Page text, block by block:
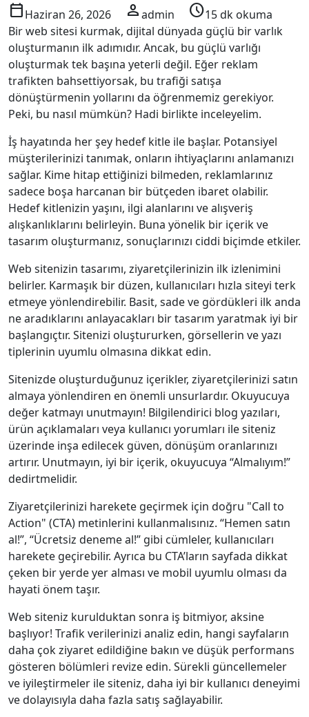
calendar_todayHaziran 26, 2026 personadmin schedule15 dk okuma
Bir web sitesi kurmak, dijital dünyada güçlü bir varlık
oluşturmanın ilk adımıdır. Ancak, bu güçlü varlığı
oluşturmak tek başına yeterli değil. Eğer reklam
trafikten bahsettiyorsak, bu trafiği satışa
dönüştürmenin yollarını da öğrenmemiz gerekiyor.
Peki, bu nasıl mümkün? Hadi birlikte inceleyelim.
İş hayatında her şey hedef kitle ile başlar. Potansiyel
müşterilerinizi tanımak, onların ihtiyaçlarını anlamanızı
sağlar. Kime hitap ettiğinizi bilmeden, reklamlarınız
sadece boşa harcanan bir bütçeden ibaret olabilir.
Hedef kitlenizin yaşını, ilgi alanlarını ve alışveriş
alışkanlıklarını belirleyin. Buna yönelik bir içerik ve
tasarım oluşturmanız, sonuçlarınızı ciddi biçimde etkiler.
Web sitenizin tasarımı, ziyaretçilerinizin ilk izlenimini
belirler. Karmaşık bir düzen, kullanıcıları hızla siteyi terk
etmeye yönlendirebilir. Basit, sade ve gördükleri ilk anda
ne aradıklarını anlayacakları bir tasarım yaratmak iyi bir
başlangıçtır. Sitenizi oluştururken, görsellerin ve yazı
tiplerinin uyumlu olmasına dikkat edin.
Sitenizde oluşturduğunuz içerikler, ziyaretçilerinizi satın
almaya yönlendiren en önemli unsurlardır. Okuyucuya
değer katmayı unutmayın! Bilgilendirici blog yazıları,
ürün açıklamaları veya kullanıcı yorumları ile siteniz
üzerinde inşa edilecek güven, dönüşüm oranlarınızı
artırır. Unutmayın, iyi bir içerik, okuyucuya “Almalıyım!”
dedirtmelidir.
Ziyaretçilerinizi harekete geçirmek için doğru "Call to
Action" (CTA) metinlerini kullanmalısınız. “Hemen satın
al!”, “Ücretsiz deneme al!” gibi cümleler, kullanıcıları
harekete geçirebilir. Ayrıca bu CTA’ların sayfada dikkat
çeken bir yerde yer alması ve mobil uyumlu olması da
hayati önem taşır.
Web siteniz kurulduktan sonra iş bitmiyor, aksine
başlıyor! Trafik verilerinizi analiz edin, hangi sayfaların
daha çok ziyaret edildiğine bakın ve düşük performans
gösteren bölümleri revize edin. Sürekli güncellemeler
ve iyileştirmeler ile siteniz, daha iyi bir kullanıcı deneyimi
ve dolayısıyla daha fazla satış sağlayabilir.